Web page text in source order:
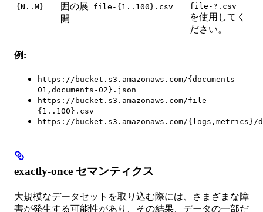
{N..M}
囲の展
開
file-{1..100}.csv file-?.csv
を使用してく
ださい。
例:
https://bucket.s3.amazonaws.com/{documents-
01,documents-02}.json
https://bucket.s3.amazonaws.com/file-
{1..100}.csv
https://bucket.s3.amazonaws.com/{logs,metrics}/
exactly-once セマンティクス
大規模なデータセットを取り込む際には、さまざまな障
害が発生する可能性があり、その結果、データの一部だ